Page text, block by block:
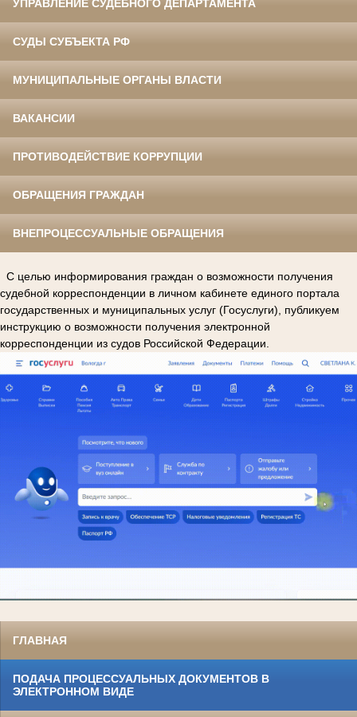
УПРАВЛЕНИЕ СУДЕБНОГО ДЕПАРТАМЕНТА
СУДЫ СУБЪЕКТА РФ
МУНИЦИПАЛЬНЫЕ ОРГАНЫ ВЛАСТИ
ВАКАНСИИ
ПРОТИВОДЕЙСТВИЕ КОРРУПЦИИ
ОБРАЩЕНИЯ ГРАЖДАН
ВНЕПРОЦЕССУАЛЬНЫЕ ОБРАЩЕНИЯ
С целью информирования граждан о возможности получения
судебной корреспонденции в личном кабинете единого портала
государственных и муниципальных услуг (Госуслуги), публикуем
инструкцию о возможности получения электронной
корреспонденции из судов Российской Федерации.
ГЛАВНАЯ
ПОДАЧА ПРОЦЕССУАЛЬНЫХ ДОКУМЕНТОВ В
ЭЛЕКТРОННОМ ВИДЕ